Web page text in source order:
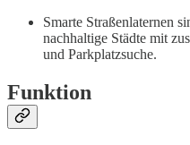
Smarte Straßenlaternen
nachhaltige Städte mit
und Parkplatzsuche.
Funktion